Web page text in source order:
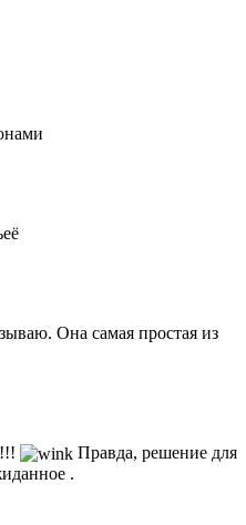
Она самая простая из
Правда, решение для
.